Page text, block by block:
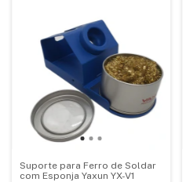
Suporte para Ferro de Soldar
com Esponja Yaxun YX-V1